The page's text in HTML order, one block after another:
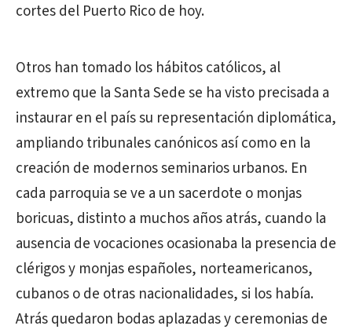
cortes del Puerto Rico de hoy.
Otros han tomado los hábitos católicos, al
extremo que la Santa Sede se ha visto precisada a
instaurar en el país su representación diplomática,
ampliando tribunales canónicos así como en la
creación de modernos seminarios urbanos. En
cada parroquia se ve a un sacerdote o monjas
boricuas, distinto a muchos años atrás, cuando la
ausencia de vocaciones ocasionaba la presencia de
clérigos y monjas españoles, norteamericanos,
cubanos o de otras nacionalidades, si los había.
Atrás quedaron bodas aplazadas y ceremonias de